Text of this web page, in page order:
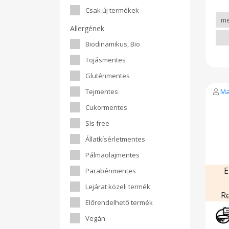
Csak új termékek
Allergének
Biodinamikus, Bio
Tojásmentes
Gluténmentes
Tejmentes
Cukormentes
Sls free
Állatkísérletmentes
Pálmaolajmentes
Parabénmentes
Lejárat közeli termék
Előrendelhető termék
Vegán